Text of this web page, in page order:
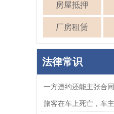
房屋抵押
厂房租赁
法律常识
一方违约还能主张合
旅客在车上死亡，车